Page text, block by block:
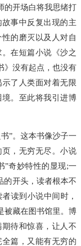
的开场白将我思绪打
事中反复出现的主
的磨灭以及人对自
在短篇小说《沙之
没有起点，也没有
了人类面对着无限
。至此将我引进博
”。这本书像沙子一
，无穷无尽。小说
”奇妙特性的显现;一
的开头，读者根本不
读到小说中间时，
被藏在图书馆里。博
待和惊喜，让人不
篇，又能有无穷的